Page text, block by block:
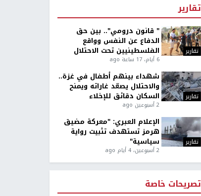
تقارير
تقارير
" قانون درومي".. بين حق
الدفاع عن النفس وواقع
الفلسطينيين تحت الاحتلال
6 أيام، 17 ساعة ago
تقارير
شهداء بينهم أطفال في غزة..
والاحتلال يصعّد غاراته ويمنح
السكان دقائق للإخلاء
2 أسبوعين ago
تقارير
الإعلام العبري: "معركة مضيق
هرمز تستهدف تثبيت رواية
سياسية"
2 أسبوعين، 4 أيام ago
تصريحات خاصة